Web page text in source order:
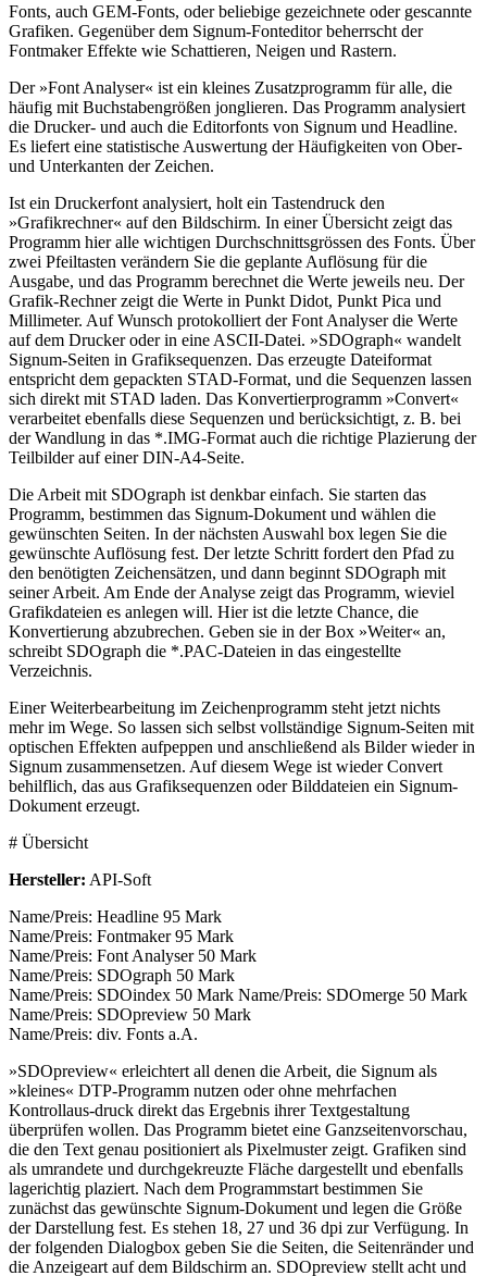
Fonts, auch GEM-Fonts, oder beliebige gezeichnete oder gescannte
Grafiken. Gegenüber dem Signum-Fonteditor beherrscht der
Fontmaker Effekte wie Schattieren, Neigen und Rastern.
Der »Font Analyser« ist ein kleines Zusatzprogramm für alle, die
häufig mit Buchstabengrößen jonglieren. Das Programm analysiert
die Drucker- und auch die Editorfonts von Signum und Headline.
Es liefert eine statistische Auswertung der Häufigkeiten von Ober-
und Unterkanten der Zeichen.
Ist ein Druckerfont analysiert, holt ein Tastendruck den
»Grafikrechner« auf den Bildschirm. In einer Übersicht zeigt das
Programm hier alle wichtigen Durchschnittsgrössen des Fonts. Über
zwei Pfeiltasten verändern Sie die geplante Auflösung für die
Ausgabe, und das Programm berechnet die Werte jeweils neu. Der
Grafik-Rechner zeigt die Werte in Punkt Didot, Punkt Pica und
Millimeter. Auf Wunsch protokolliert der Font Analyser die Werte
auf dem Drucker oder in eine ASCII-Datei. »SDOgraph« wandelt
Signum-Seiten in Grafiksequenzen. Das erzeugte Dateiformat
entspricht dem gepackten STAD-Format, und die Sequenzen lassen
sich direkt mit STAD laden. Das Konvertierprogramm »Convert«
verarbeitet ebenfalls diese Sequenzen und berücksichtigt, z. B. bei
der Wandlung in das *.IMG-Format auch die richtige Plazierung der
Teilbilder auf einer DIN-A4-Seite.
Die Arbeit mit SDOgraph ist denkbar einfach. Sie starten das
Programm, bestimmen das Signum-Dokument und wählen die
gewünschten Seiten. In der nächsten Auswahl box legen Sie die
gewünschte Auflösung fest. Der letzte Schritt fordert den Pfad zu
den benötigten Zeichensätzen, und dann beginnt SDOgraph mit
seiner Arbeit. Am Ende der Analyse zeigt das Programm, wieviel
Grafikdateien es anlegen will. Hier ist die letzte Chance, die
Konvertierung abzubrechen. Geben sie in der Box »Weiter« an,
schreibt SDOgraph die *.PAC-Dateien in das eingestellte
Verzeichnis.
Einer Weiterbearbeitung im Zeichenprogramm steht jetzt nichts
mehr im Wege. So lassen sich selbst vollständige Signum-Seiten mit
optischen Effekten aufpeppen und anschließend als Bilder wieder in
Signum zusammensetzen. Auf diesem Wege ist wieder Convert
behilflich, das aus Grafiksequenzen oder Bilddateien ein Signum-
Dokument erzeugt.
# Übersicht
Hersteller: API-Soft
Name/Preis: Headline 95 Mark
Name/Preis: Fontmaker 95 Mark
Name/Preis: Font Analyser 50 Mark
Name/Preis: SDOgraph 50 Mark
Name/Preis: SDOindex 50 Mark Name/Preis: SDOmerge 50 Mark
Name/Preis: SDOpreview 50 Mark
Name/Preis: div. Fonts a.A.
»SDOpreview« erleichtert all denen die Arbeit, die Signum als
»kleines« DTP-Programm nutzen oder ohne mehrfachen
Kontrollaus-druck direkt das Ergebnis ihrer Textgestaltung
überprüfen wollen. Das Programm bietet eine Ganzseitenvorschau,
die den Text genau positioniert als Pixelmuster zeigt. Grafiken sind
als umrandete und durchgekreuzte Fläche dargestellt und ebenfalls
lagerichtig plaziert. Nach dem Programmstart bestimmen Sie
zunächst das gewünschte Signum-Dokument und legen die Größe
der Darstellung fest. Es stehen 18, 27 und 36 dpi zur Verfügung. In
der folgenden Dialogbox geben Sie die Seiten, die Seitenränder und
die Anzeigeart auf dem Bildschirm an. SDOpreview stellt acht und